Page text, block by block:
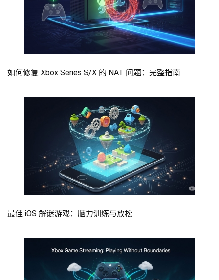
如何修复 Xbox Series S/X 的 NAT 问题：完整指南
最佳 iOS 解谜游戏：脑力训练与放松